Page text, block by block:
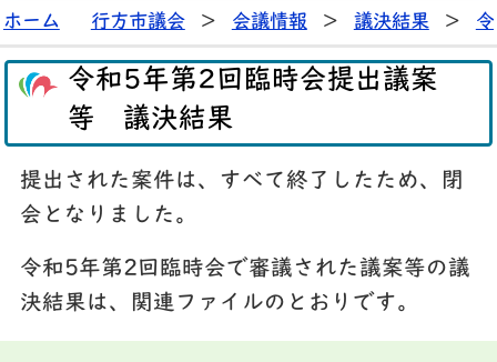
ホーム 行方市議会 > 会議情報 > 議決結果 >
令和5年第2回臨時会提出議案
等 議決結果
提出された案件は、すべて終了したため、閉
会となりました。
令和5年第2回臨時会で審議された議案等の議
決結果は、関連ファイルのとおりです。